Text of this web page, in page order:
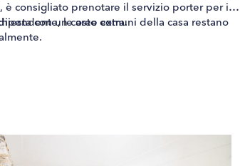
è consigliato prenotare il servizio porter per il
con un costo extra.
le aree comuni della casa restano